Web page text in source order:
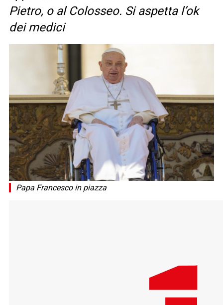
Pietro, o al Colosseo. Si aspetta l’ok
dei medici
Papa Francesco in piazza